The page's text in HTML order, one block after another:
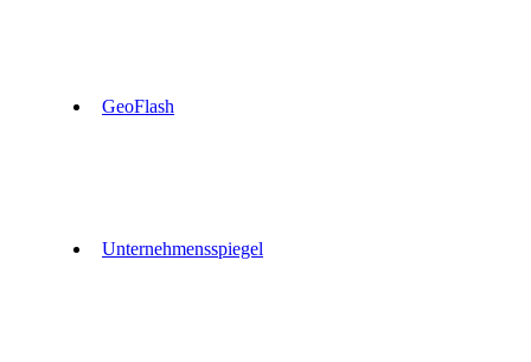
GeoFlash
Unternehmensspiegel